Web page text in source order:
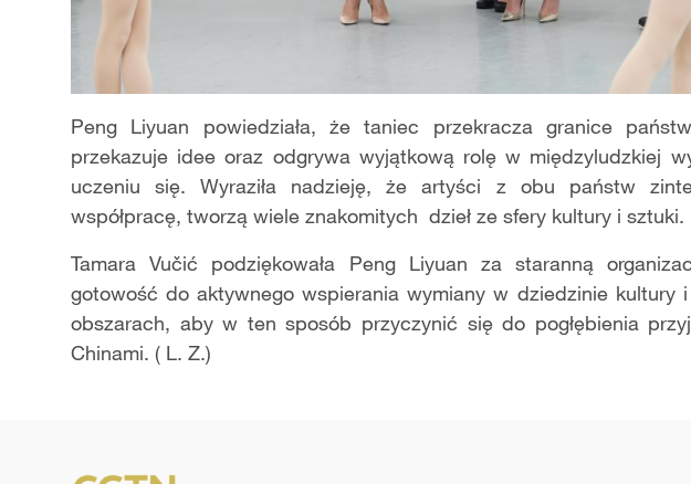
Peng Liyuan powiedziała, że taniec przekracza granice
przekazuje idee oraz odgrywa wyjątkową rolę w międzyludzkiej
uczeniu się. Wyraziła nadzieję, że artyści z obu państw
współpracę, tworzą wiele znakomitych dzieł ze sfery kultury i sztuki.
Tamara Vučić podziękowała Peng Liyuan za staranną
gotowość do aktywnego wspierania wymiany w dziedzinie kultury
obszarach, aby w ten sposób przyczynić się do pogłębienia
Chinami. ( L. Z.)